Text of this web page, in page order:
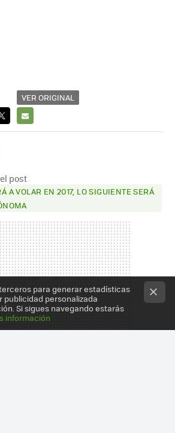
VER ORIGINAL
E-
post
A VOLAR EN 2017, LO SIGUIENTE SERÁ
para generar estadísticas
publicidad personalizada
Si sigues navegando estarás
información